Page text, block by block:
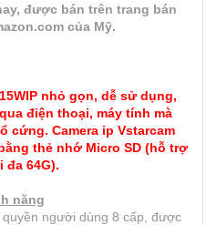
được bán trên trang bán
của Mỹ.
nhỏ gọn, dễ sử dụng,
điện thoại, máy tính mà
cứng. Camera ip Vstarcam
ằng thẻ nhớ Micro SD (hỗ trợ
đa 64G).
năng
người dùng 8 cấp, được